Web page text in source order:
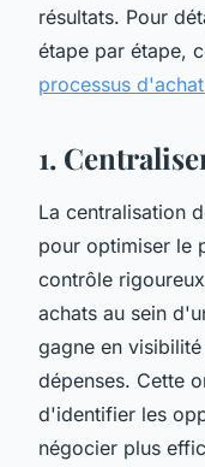
résultats. Pour
étape par étape,
processus
1.
La centralisation
pour optimiser le
contrôle
achats au sein
gagne en
dépenses. Cette
d'identifier les
négocier plus